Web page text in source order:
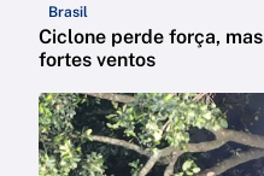
Brasil
Ciclone perde força,
fortes ventos